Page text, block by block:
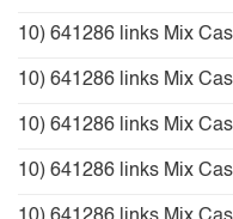
10) 641286 links Mix
10) 641286 links Mix
10) 641286 links Mix
10) 641286 links Mix